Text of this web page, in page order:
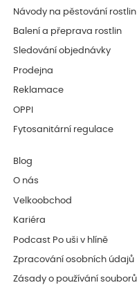
Návody na pěstování rostlin
Balení a přeprava rostlin
Sledování objednávky
Prodejna
Reklamace
OPPI
Fytosanitární regulace
Blog
O nás
Velkoobchod
Kariéra
Podcast Po uši v hlíně
Zpracování osobních údajů
Zásady o používání souborů